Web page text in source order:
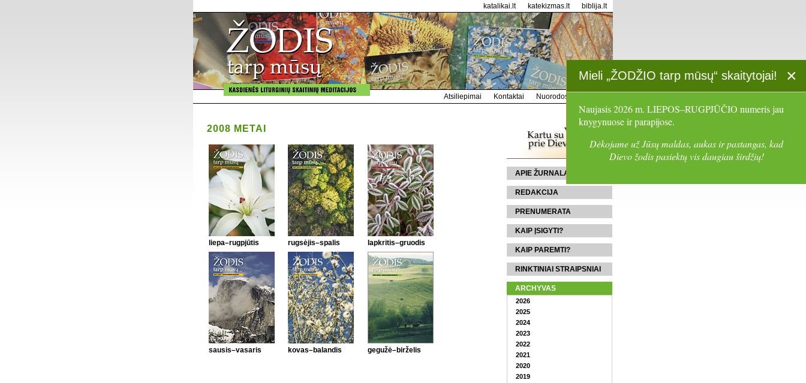
katalikai.lt katekizmas.lt biblija.lt
Atsiliepimai Kontaktai Nuorodos
2008 METAI
liepa–rugpjūtis rugsėjis–spalis lapkritis–gruodis
sausis–vasaris kovas–balandis gegužė–birželis
APIE ŽURNALĄ
REDAKCIJA
PRENUMERATA
KAIP ĮSIGYTI?
KAIP PAREMTI?
RINKTINIAI STRAIPSNIAI
ARCHYVAS
2026
2025
2024
2023
2022
2021
2020
2019
Mieli „ŽODŽIO tarp mūsų“ skaitytojai! ×
Naujasis 2026 m. LIEPOS–RUGPJŪČIO numeris jau
knygynuose ir parapijose.
Dėkojame už Jūsų maldas, aukas ir pastangas, kad
Dievo žodis pasiektų vis daugiau širdžių!